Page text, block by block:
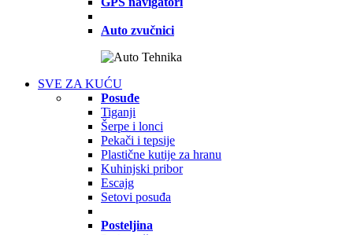
Auto zvučnici
SVE ZA KUĆU
Posuđe
Tiganji
Šerpe i lonci
Pekači i tepsije
Plastične kutije za hranu
Kuhinjski pribor
Escajg
Setovi posuđa
Posteljina